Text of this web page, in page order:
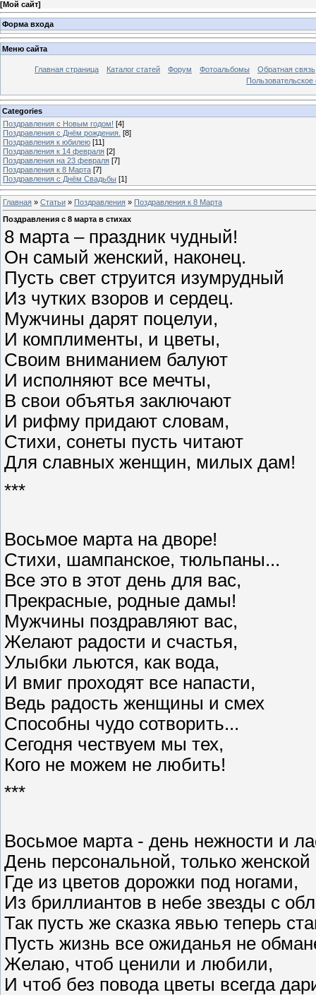
[Мой сайт]
Форма входа
Меню сайта
Главная страница Каталог статей Форум Фотоальбомы
Обратная связь
Пользовательское
Categories
Поздравления с Новым годом! [4]
Поздравления с Днём рождения. [8]
Поздравления к юбилею [11]
Поздравления к 14 февраля [2]
Поздравления на 23 февраля [7]
Поздравления к 8 Марта [7]
Поздравления с Днём Свадьбы [1]
Главная » Статьи » Поздравления » Поздравления к 8 Марта
Поздравления с 8 марта в стихах
8 марта – праздник чудный!
Он самый женский, наконец.
Пусть свет струится изумрудный
Из чутких взоров и сердец.
Мужчины дарят поцелуи,
И комплименты, и цветы,
Своим вниманием балуют
И исполняют все мечты,
В свои объятья заключают
И рифму придают словам,
Стихи, сонеты пусть читают
Для славных женщин, милых дам!
***
Восьмое марта на дворе!
Стихи, шампанское, тюльпаны...
Все это в этот день для вас,
Прекрасные, родные дамы!
Мужчины поздравляют вас,
Желают радости и счастья,
Улыбки льются, как вода,
И вмиг проходят все напасти,
Ведь радость женщины и смех
Способны чудо сотворить...
Сегодня чествуем мы тех,
Кого не можем не любить!
***
Восьмое марта - день нежности и
День персональной, только женской
Где из цветов дорожки под ногами,
Из бриллиантов в небе звезды с
Так пусть же сказка явью теперь
Пусть жизнь все ожиданья не
Желаю, чтоб ценили и любили,
И чтоб без повода цветы всегда